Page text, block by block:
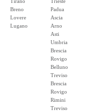
Breno
Lovere
Lugano
Padua
Ascia
Arno
Asti
Umbria
Brescia
Rovigo
Belluno
Treviso
Brescia
Rovigo
Rimini
Treviso